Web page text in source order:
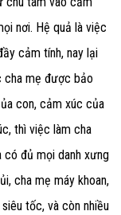
nơi. Hệ quả là việc
cảm tính, nay lại
cha mẹ được bảo
con, cảm xúc của
thì việc làm cha
có đủ mọi danh xưng
cha mẹ máy khoan,
tốc, và còn nhiều